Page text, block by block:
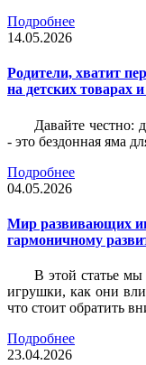
Подробнее
14.05.2026
Родители, хватит
на детских товарах
Давайте честно:
- это бездонная яма
Подробнее
04.05.2026
Мир развивающих
гармоничному
В этой статье
игрушки, как они
что стоит обратить
Подробнее
23.04.2026